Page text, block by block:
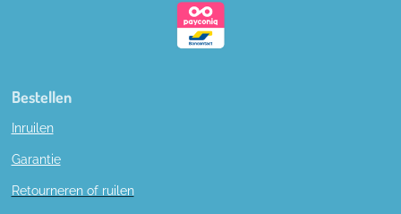
Bestellen
Inruilen
Garantie
Retourneren of ruilen